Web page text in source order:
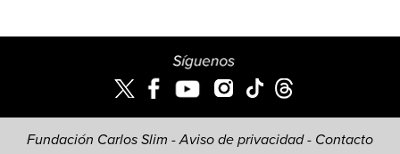
Fundación Carlos Slim -Aviso de privacidad- Contacto